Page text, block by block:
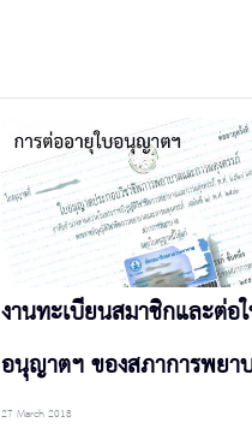
งานทะเบียนสมาชิกและต่อ
อนุญาตฯ ของสภาการพยา
27 March 2018